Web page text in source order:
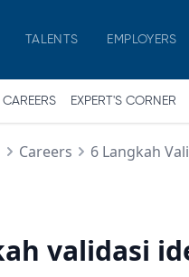
TALENTS EMPLOYERS
CAREERS EXPERT'S CORNER
Careers 6 Langkah
validasi